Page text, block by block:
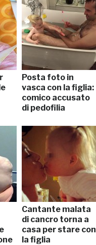
Posta foto in
vasca con la figlia:
comico accusato
di pedofilia
Cantante malata
di cancro torna a
casa per stare con
la figlia